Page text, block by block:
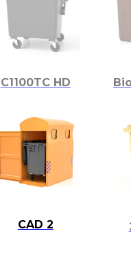
C1100TC HD
CAD 2